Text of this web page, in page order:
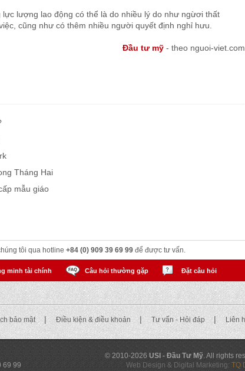
lượng lao động có thể là do nhiều lý do như ngừơi thất
cũng như có thêm nhiều người quyết định nghỉ hưu.
Đầu tư mỹ - theo nguoi-viet.com
Tháng Hai
mẫu giáo
tôi qua hotline +84 (0) 909 39 69 99 để được tư vấn.
minh tài chính Câu hỏi thường gặp Đặt câu hỏi
bảo mật | Điều kiện & điều khoản | Tư vấn - Hỏi đáp | Liên
69 99
© 2010-2026 USI - Đầu Tư Mỹ. All rights
Web Design & Digital Marketing: TQ